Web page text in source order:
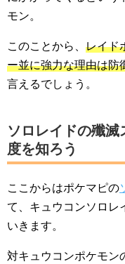
モン。
このことから、 レイド
ー並に強力な理由は防
言えるでしょう。
ソロレイドの殲
度を知ろう
ここからはポケマピの
て、キュウコンソロレ
いきます。
対キュウコンポケモン